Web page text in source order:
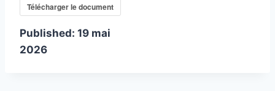
Télécharger le document
Published: 19 mai
2026